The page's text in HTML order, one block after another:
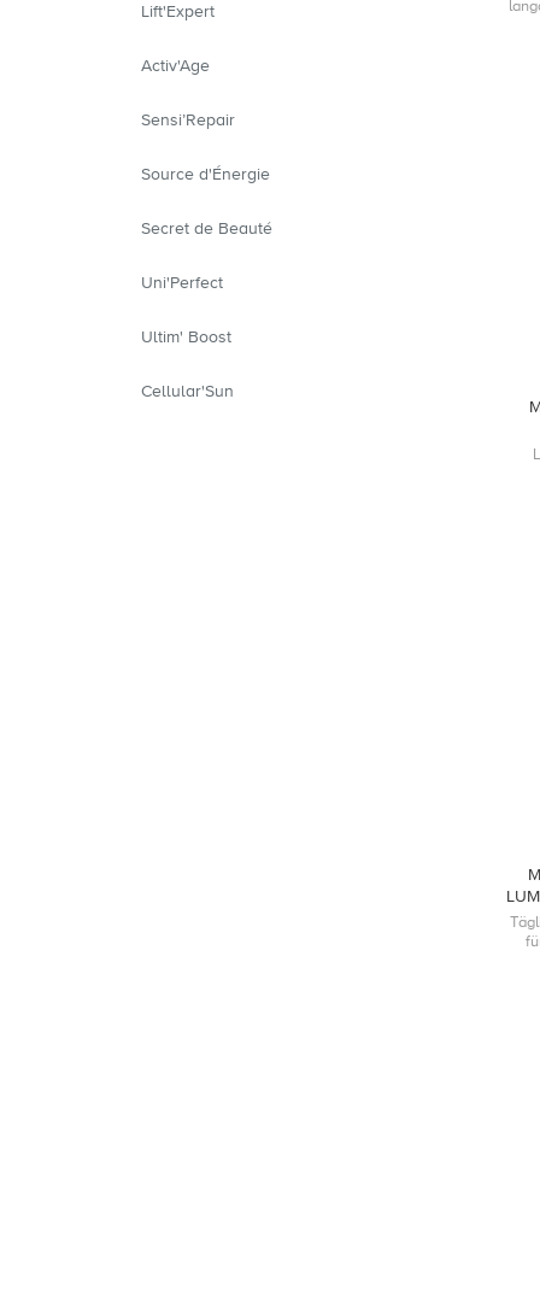
Lift'Expert
Activ'Age
Sensi’Repair
Source d'Énergie
Secret de Beauté
Uni'Perfect
Ultim' Boost
Cellular'Sun